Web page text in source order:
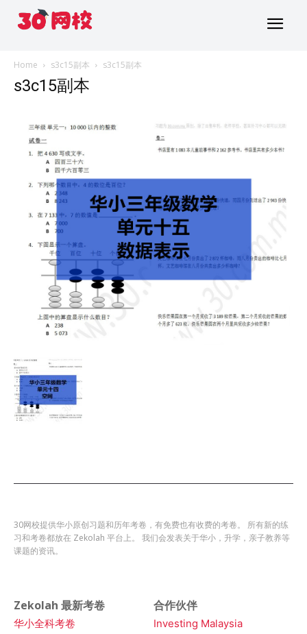
Home s3c15副本 s3c15副本
s3c15副本
30网校提供华小原创习题和历年考卷，有免费也有收费的考卷。 所有新的练
习和考卷都放在 Zekolah 平台上。 我们会发表关于华小，升学，亲子教养等
课题的资讯。
Zekolah 最新考卷
华小全科考卷
合作伙伴
Investing Malaysia